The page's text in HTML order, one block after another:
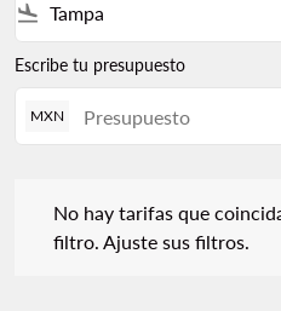
flight_land
Escribe tu presupuesto
MXN
No hay tarifas que
filtro. Ajuste sus filtros.